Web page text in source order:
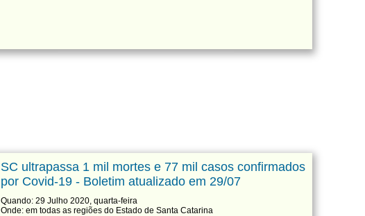
SC ultrapassa 1 mil mortes e 77 mil casos confirmados
por Covid-19 - Boletim atualizado em 29/07
Quando: 29 Julho 2020, quarta-feira
Onde: em todas as regiões do Estado de Santa Catarina